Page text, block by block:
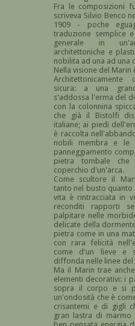
Fra le composizioni
scriveva Silvio Benco
1909 - poche
traduzione semplice
generale in
architettoniche e
nobilita ad una ad una
Nella visione del
sicura: a una
s'addossa l'erma del
con la colonnina
che già il Bistolfi
italiane; ai piedi
è raccolta
nobili membra e le
panneggiamento
pietra tombale
coperchio d'un'arca.
Come scultore il
tanto nel busto
vita è rintracciata in
reconditi rapporti
palpitare nelle
delicate della
pietra come in una
con rara felicità
come d'un lieve e
diffonda nelle linee del
Ma il Marin trae
elementi decorativi: i
sopra il corpo e si
un'ondosità che è
crisantemi e di gigli
gran lastra di